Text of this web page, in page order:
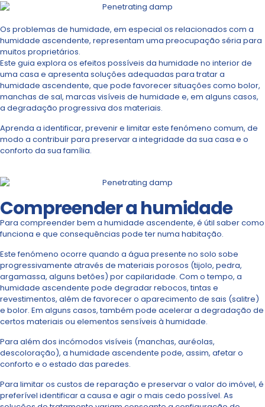
Os problemas de humidade, em especial os relacionados com a
humidade ascendente, representam uma preocupação séria para
muitos proprietários.
Este guia explora os efeitos possíveis da humidade no interior de
uma casa e apresenta soluções adequadas para tratar a
humidade ascendente, que pode favorecer situações como bolor,
manchas de sal, marcas visíveis de humidade e, em alguns casos,
a degradação progressiva dos materiais.
Aprenda a identificar, prevenir e limitar este fenómeno comum, de
modo a contribuir para preservar a integridade da sua casa e o
conforto da sua família.
Compreender a humidade
Para compreender bem a humidade ascendente, é útil saber como
funciona e que consequências pode ter numa habitação.
Este fenómeno ocorre quando a água presente no solo sobe
progressivamente através de materiais porosos (tijolo, pedra,
argamassa, alguns betões) por capilaridade. Com o tempo, a
humidade ascendente pode degradar rebocos, tintas e
revestimentos, além de favorecer o aparecimento de sais (salitre)
e bolor. Em alguns casos, também pode acelerar a degradação de
certos materiais ou elementos sensíveis à humidade.
Para além dos incómodos visíveis (manchas, auréolas,
descoloração), a humidade ascendente pode, assim, afetar o
conforto e o estado das paredes.
Para limitar os custos de reparação e preservar o valor do imóvel, é
preferível identificar a causa e agir o mais cedo possível. As